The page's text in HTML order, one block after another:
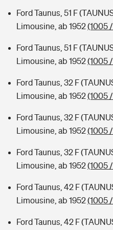
Ford Taunus, 51 F
Limousine, ab 1952(1005
Ford Taunus, 51 F
Limousine, ab 1952(1005
Ford Taunus, 32 F
Limousine, ab 1952(1005
Ford Taunus, 32 F
Limousine, ab 1952(1005
Ford Taunus, 32 F
Limousine, ab 1952(1005
Ford Taunus, 42 F
Limousine, ab 1952(1005
Ford Taunus, 42 F